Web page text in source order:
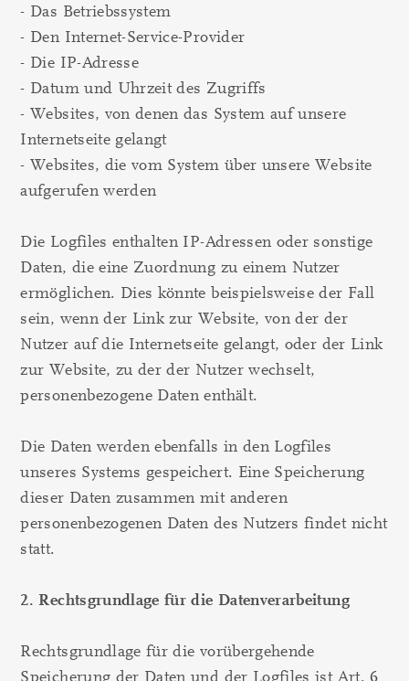
- Das Betriebssystem
- Den Internet-Service-Provider
- Die IP-Adresse
- Datum und Uhrzeit des Zugriffs
- Websites, von denen das System auf unsere
Internetseite gelangt
- Websites, die vom System über unsere Website
aufgerufen werden
Die Logfiles enthalten IP-Adressen oder sonstige
Daten, die eine Zuordnung zu einem Nutzer
ermöglichen. Dies könnte beispielsweise der Fall
sein, wenn der Link zur Website, von der der
Nutzer auf die Internetseite gelangt, oder der Link
zur Website, zu der der Nutzer wechselt,
personenbezogene Daten enthält.
Die Daten werden ebenfalls in den Logfiles
unseres Systems gespeichert. Eine Speicherung
dieser Daten zusammen mit anderen
personenbezogenen Daten des Nutzers findet nicht
statt.
2. Rechtsgrundlage für die Datenverarbeitung
Rechtsgrundlage für die vorübergehende
Speicherung der Daten und der Logfiles ist Art. 6